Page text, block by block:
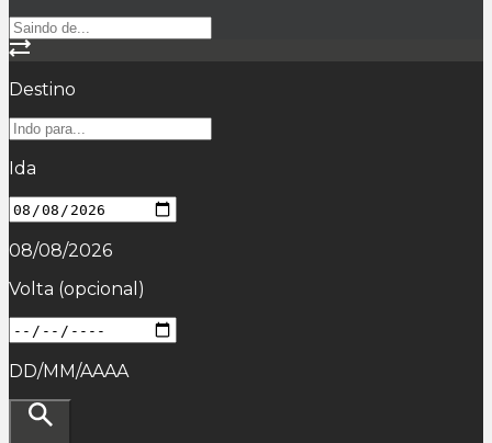
Destino
Ida
08/08/2026
Volta (opcional)
DD/MM/AAAA